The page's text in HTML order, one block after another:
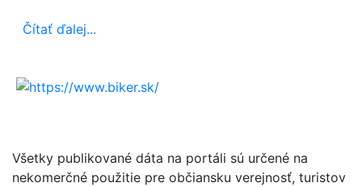
Čítať ďalej...
Všetky publikované dáta na portáli sú určené na
nekomerčné použitie pre občiansku verejnosť, turistov